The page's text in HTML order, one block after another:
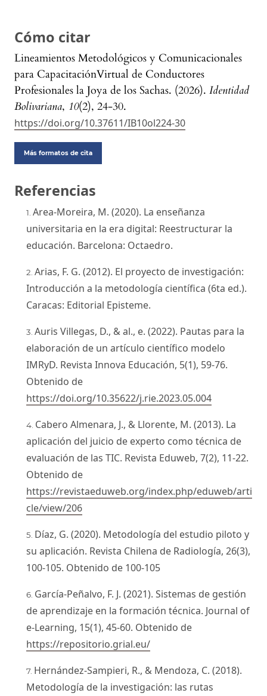
Cómo citar
Lineamientos Metodológicos y Comunicacionales
para CapacitaciónVirtual de Conductores
Profesionales la Joya de los Sachas. (2026). Identidad
Bolivariana, 10(2), 24-30.
https://doi.org/10.37611/IB10ol224-30
Más formatos de cita
Referencias
Area-Moreira, M. (2020). La enseñanza
universitaria en la era digital: Reestructurar la
educación. Barcelona: Octaedro.
Arias, F. G. (2012). El proyecto de investigación:
Introducción a la metodología científica (6ta ed.).
Caracas: Editorial Episteme.
Auris Villegas, D., & al., e. (2022). Pautas para la
elaboración de un artículo científico modelo
IMRyD. Revista Innova Educación, 5(1), 59-76.
Obtenido de
https://doi.org/10.35622/j.rie.2023.05.004
Cabero Almenara, J., & Llorente, M. (2013). La
aplicación del juicio de experto como técnica de
evaluación de las TIC. Revista Eduweb, 7(2), 11-22.
Obtenido de
https://revistaeduweb.org/index.php/eduweb/arti
cle/view/206
Díaz, G. (2020). Metodología del estudio piloto y
su aplicación. Revista Chilena de Radiología, 26(3),
100-105. Obtenido de 100-105
García-Peñalvo, F. J. (2021). Sistemas de gestión
de aprendizaje en la formación técnica. Journal of
e-Learning, 15(1), 45-60. Obtenido de
https://repositorio.grial.eu/
Hernández-Sampieri, R., & Mendoza, C. (2018).
Metodología de la investigación: las rutas